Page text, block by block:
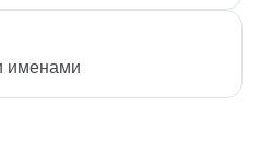
именами